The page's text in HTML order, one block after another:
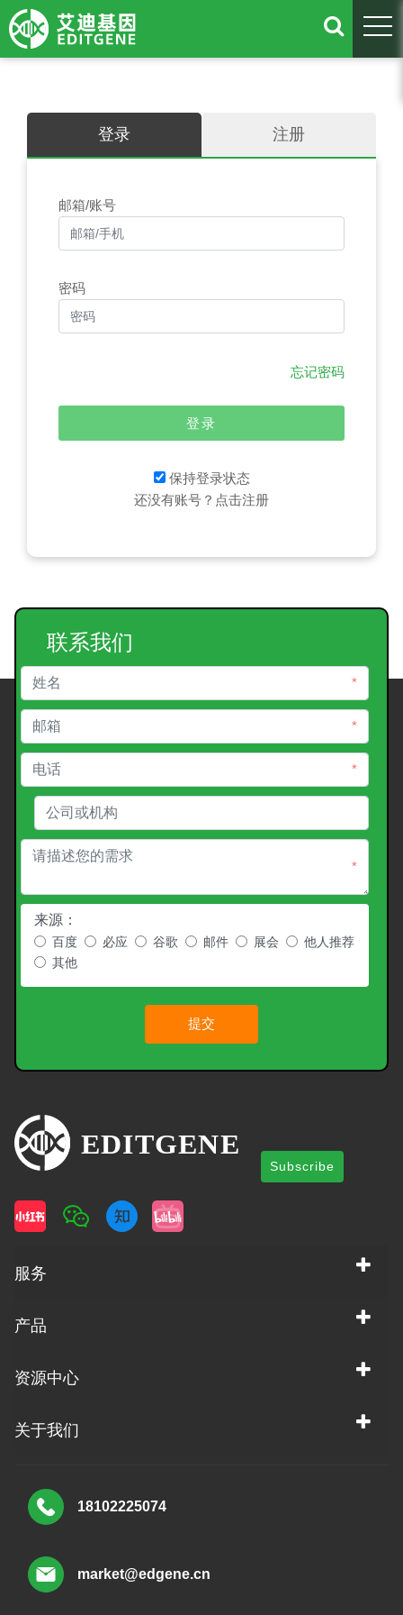
登录 注册
邮箱/账号
密码
忘记密码
登录
保持登录状态
还没有账号？点击注册
联系我们
*
*
*
*
来源：
百度 必应 谷歌 邮件 展会
他人推荐
其他
提交
Subscribe
服务
产品
资源中心
关于我们
18102225074
market@edgene.cn